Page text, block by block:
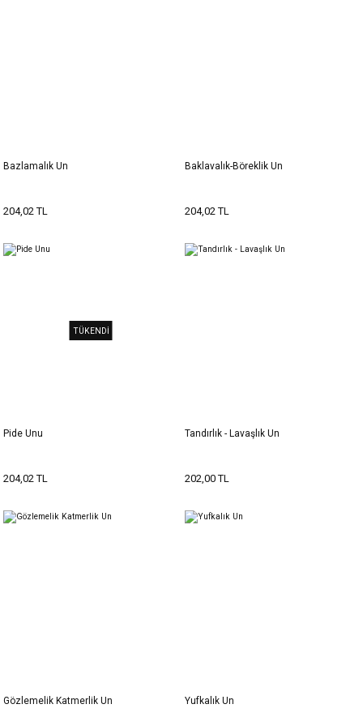
Bazlamalık Un
204,02 TL
Baklavalık-Böreklik Un
204,02 TL
TÜKENDİ
Pide Unu
204,02 TL
Tandırlık - Lavaşlık Un
202,00 TL
Gözlemelik Katmerlik Un Yufkalık Un